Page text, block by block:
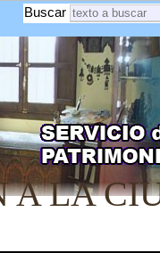
Buscar
A LA